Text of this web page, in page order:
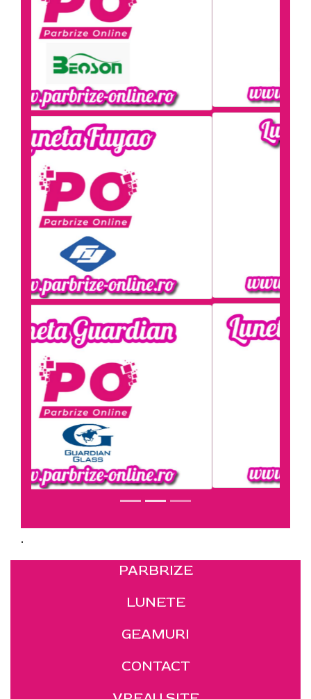
.
PARBRIZE
LUNETE
GEAMURI
CONTACT